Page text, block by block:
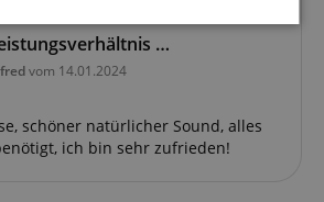
…
vom 14.01.2024
schöner natürlicher Sound, alles
ich bin sehr zufrieden!
Statistik Marketing